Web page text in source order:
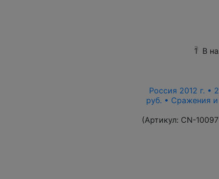
1 В
Россия 2012 г. •
руб. • Сражения
(Артикул: CN-10097